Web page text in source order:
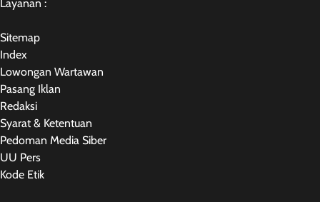
Layanan :
Sitemap
Index
Lowongan Wartawan
Pasang Iklan
Redaksi
Syarat & Ketentuan
Pedoman Media Siber
UU Pers
Kode Etik